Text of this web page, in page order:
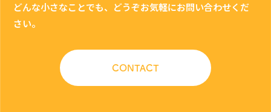
どんな小さなことでも、どうぞお気軽にお問い合わせくだ
さい。
CONTACT